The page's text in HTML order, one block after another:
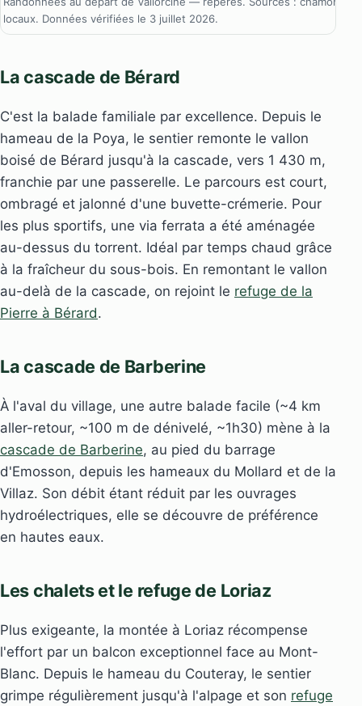
locaux. Données vérifiées le 3 juillet 2026.
La cascade de Bérard
C'est la balade familiale par excellence. Depuis le
hameau de la Poya, le sentier remonte le vallon
boisé de Bérard jusqu'à la cascade, vers 1 430 m,
franchie par une passerelle. Le parcours est court,
ombragé et jalonné d'une buvette-crémerie. Pour
les plus sportifs, une via ferrata a été aménagée
au-dessus du torrent. Idéal par temps chaud grâce
à la fraîcheur du sous-bois. En remontant le vallon
au-delà de la cascade, on rejoint le refuge de la
Pierre à Bérard.
La cascade de Barberine
À l'aval du village, une autre balade facile (~4 km
aller-retour, ~100 m de dénivelé, ~1h30) mène à la
cascade de Barberine, au pied du barrage
d'Emosson, depuis les hameaux du Mollard et de la
Villaz. Son débit étant réduit par les ouvrages
hydroélectriques, elle se découvre de préférence
en hautes eaux.
Les chalets et le refuge de Loriaz
Plus exigeante, la montée à Loriaz récompense
l'effort par un balcon exceptionnel face au Mont-
Blanc. Depuis le hameau du Couteray, le sentier
grimpe régulièrement jusqu'à l'alpage et son refuge